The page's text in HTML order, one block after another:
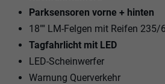
Parksensoren vorne + hinten
18"" LM-Felgen mit Reifen 235/
Tagfahrlicht mit LED
LED-Scheinwerfer
Warnung Querverkehr